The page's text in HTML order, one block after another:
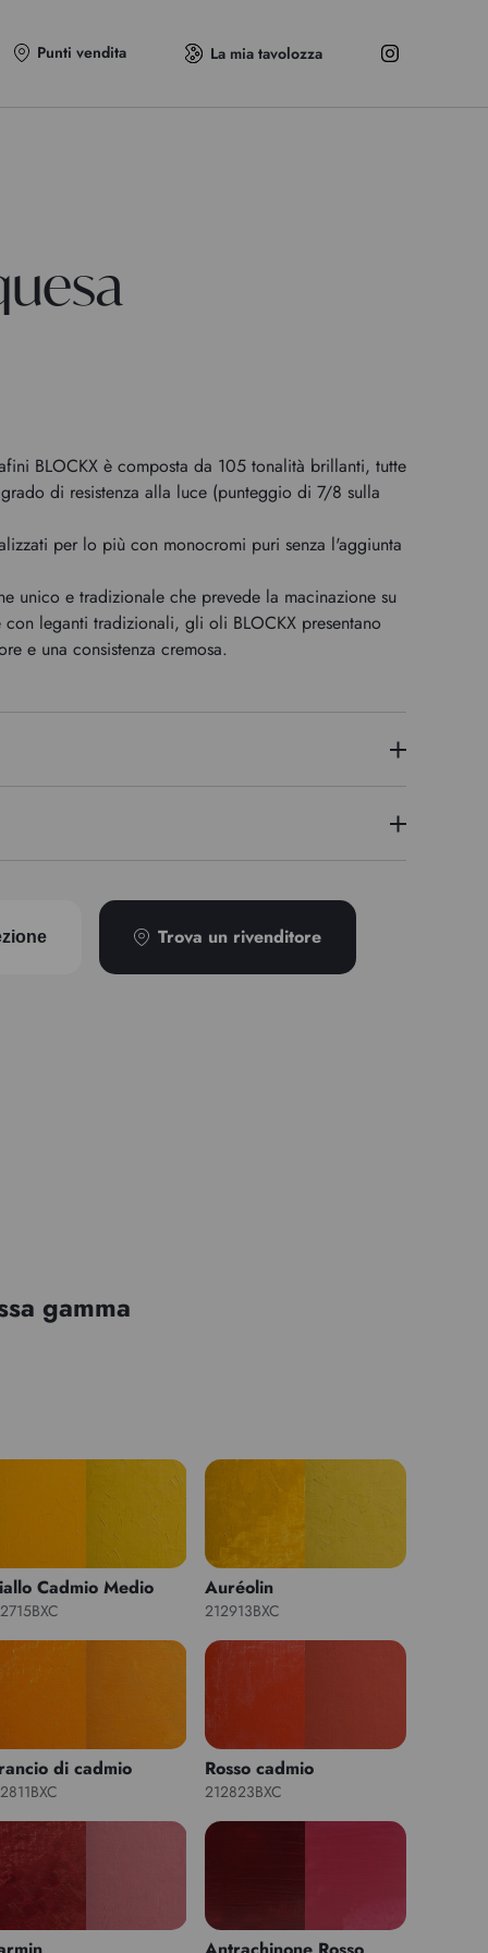
Punti vendita La mia tavolozza
BLOCKX è composta da 105 tonalità brillanti, tutte
di resistenza alla luce (punteggio di 7/8 sulla
per lo più con monocromi puri senza l'aggiunta
unico e tradizionale che prevede la macinazione su
leganti tradizionali, gli oli BLOCKX presentano
e una consistenza cremosa.
Trova un rivenditore
gamma
Cadmio Medio Auréolin
212913BXC
di cadmio Rosso cadmio
212823BXC